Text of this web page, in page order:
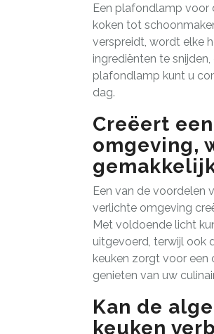
Een plafondlamp voor
koken tot
verspreidt, wordt elke
ingrediënten te
plafondlamp kunt u
dag.
Creëert
omgeving,
Een van de voordelen
verlichte omgeving
Met voldoende licht
uitgevoerd, terwijl ook
keuken zorgt voor
genieten van uw
Kan de
keuken